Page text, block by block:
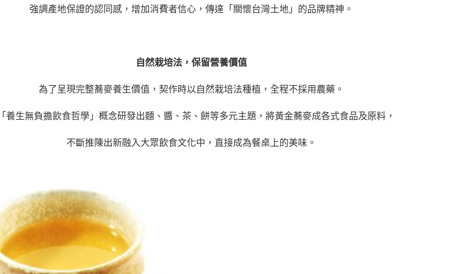
強調產地保證的認同感，增加消費者信心，傳達「關懷台灣土地」的品牌精神。
自然栽培法， 保留營養價值
為了呈現完整蕎麥養生價值，契作時以自然栽培法種植，全程不採用農藥。
養生無負擔飲食哲學」概念研發出麵、醬、茶、餅等多元主題，將黃金蕎麥成各式食品及原料，
不斷推陳出新融入大眾飲食文化中，直接成為餐桌上的美味。